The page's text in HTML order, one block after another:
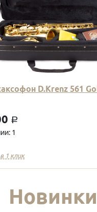
D.Krenz 561
a
1
1 клик
Новинки